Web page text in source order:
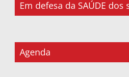
Em defesa da SAÚDE dos
Agenda